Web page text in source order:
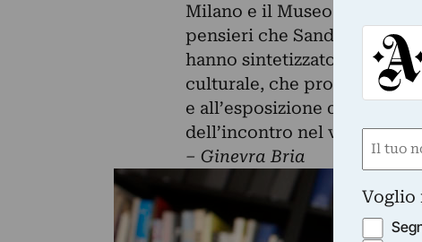
Milano e il Museo dell’Auto
pensieri che Sandrina
hanno sintetizzato nella
culturale, che proponga
e all’esposizione di opere
dell’incontro nel video
– Ginevra Bria
Nome
Voglio